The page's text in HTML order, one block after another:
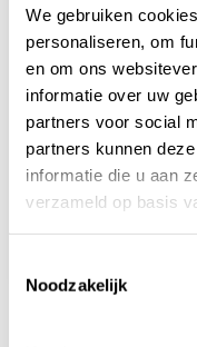
We gebruiken
personaliseren, om
en om ons
informatie over uw
partners voor social
partners kunnen
informatie die u aan
verzameld op basis
Noodzakelijk
(0)
Balhoofdset OT-
Ahead 1 1/8" met
stuurslot Zwart
Niet op voorraad
24,95